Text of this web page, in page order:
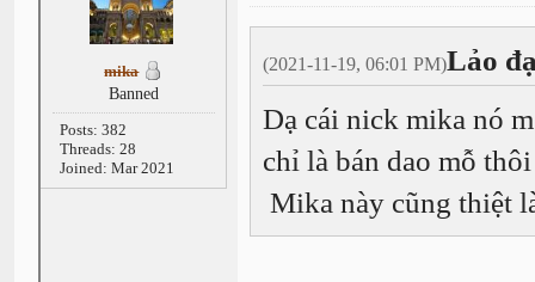
mika
Banned
Posts: 382
Threads: 28
Joined: Mar 2021
(2021-11-19, 06:01 PM)Lảo
Dạ cái nick mika nó
chỉ là bán dao mỗ thôi
Mika này cũng thiệt